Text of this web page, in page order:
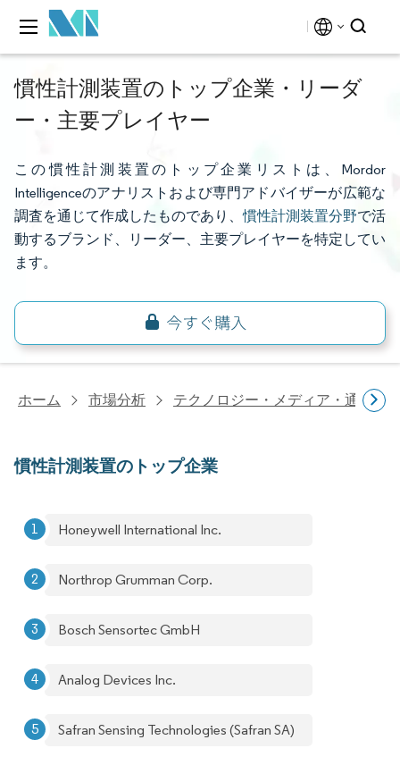
慣性計測装置のトップ企業・リーダ
ー・主要プレイヤー
この慣性計測装置のトップ企業リストは、Mordor
Intelligenceのアナリストおよび専門アドバイザーが広範な
調査を通じて作成したものであり、慣性計測装置分野で活
動するブランド、リーダー、主要プレイヤーを特定してい
ます。
ホーム 市場分析 テクノロジー・メディア・通信研
慣性計測装置のトップ企業
Honeywell International Inc.
Northrop Grumman Corp.
Bosch Sensortec GmbH
Analog Devices Inc.
Safran Sensing Technologies (Safran SA)